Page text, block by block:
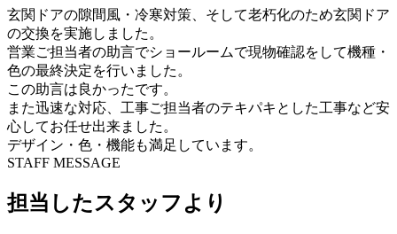
玄関ドアの隙間風・冷寒対策、そして老朽化のため玄関ドア
の交換を実施しました。
営業ご担当者の助言でショールームで現物確認をして機種・
色の最終決定を行いました。
この助言は良かったです。
また迅速な対応、工事ご担当者のテキパキとした工事など安
心してお任せ出来ました。
デザイン・色・機能も満足しています。
STAFF MESSAGE
担当したスタッフより